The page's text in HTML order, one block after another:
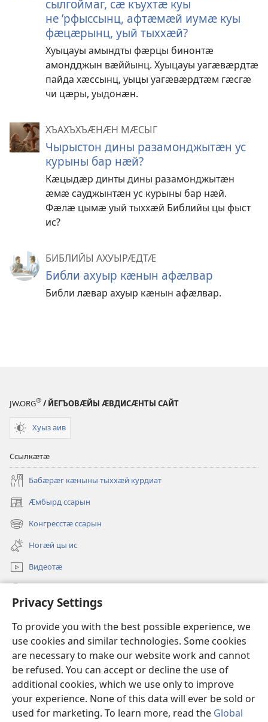
Privacy Settings
To provide you with the best possible experience, we
use cookies and similar technologies. Some cookies
are necessary to make our website work and cannot
be refused. You can accept or decline the use of
additional cookies, which we use only to improve
your experience. None of this data will ever be sold or
used for marketing. To learn more, read the Global
сылгоймаг, сӕ къухтӕ куы
не ’рфыссынц, афтӕмӕй иумӕ куы
фӕцӕрынц, уый тыххӕй?
Хуыцауы амындты фӕрцы бинонтӕ
амондджын вӕййынц. Хуыцауы уагӕвӕрдтӕ
пайда хӕссынц, уыцы уагӕвӕрдтӕм гӕсгӕ
чи цӕры, уыдонӕн.
ХЪАХЪХЪӔНӔН МӔСЫГ
Чырыстон дины разамонджытӕн ус
курыны бар нӕй?
Кӕцыдӕр динты дины разамонджытӕн
ӕмӕ сауджынтӕн ус курыны бар нӕй.
Фӕлӕ цымӕ уый тыххӕй Библийы цы фыст
ис?
БИБЛИЙЫ АХУЫРӔДТӔ
Библи ахуыр кӕнын афӕлвар
Библи лӕвар ахуыр кӕнын афӕлвар.
JW.ORG® / ЙЕГЪОВӔЙЫ ӔВДИСӔНТЫ САЙТ
Хуыз аив
Ссылкӕтӕ
Бабӕрӕг кӕныны тыххӕй курдиат
Ӕмбырд ссарын
(opens
new
window)
Конгресстӕ ссарын
(opens
new
window)
Ногӕй цы ис
Видеотӕ
(opens
window)Хъахъхъӕнӕн мӕсыджы ОНЛАЙН-БИБЛИОТЕКӔ™
(opens
new
window)JW Hub ®
(opens
new
window)